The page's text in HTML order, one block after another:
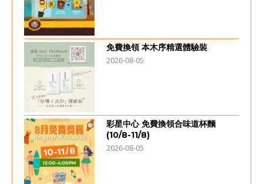
免費換領 本木序精選體驗裝
2026-08-05
彩星中心 免費換領合味道杯麵
(10/8-11/8)
2026-08-05